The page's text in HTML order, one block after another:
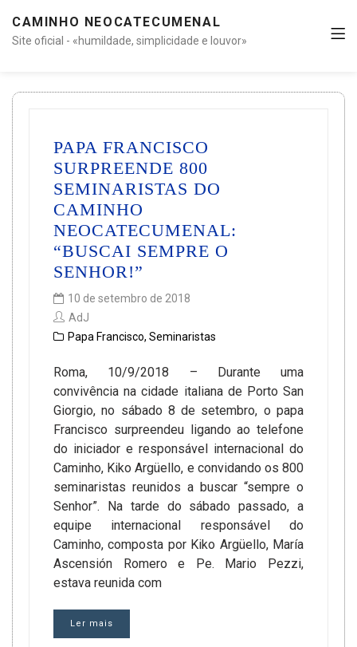
CAMINHO NEOCATECUMENAL
Site oficial - «humildade, simplicidade e louvor»
PAPA FRANCISCO
SURPREENDE 800
SEMINARISTAS DO
CAMINHO
NEOCATECUMENAL:
“BUSCAI SEMPRE O
SENHOR!”
10 de setembro de 2018
AdJ
Papa Francisco, Seminaristas
Roma, 10/9/2018 – Durante uma
convivência na cidade italiana de Porto San
Giorgio, no sábado 8 de setembro, o papa
Francisco surpreendeu ligando ao telefone
do iniciador e responsável internacional do
Caminho, Kiko Argüello, e convidando os 800
seminaristas reunidos a buscar “sempre o
Senhor”. Na tarde do sábado passado, a
equipe internacional responsável do
Caminho, composta por Kiko Argüello, María
Ascensión Romero e Pe. Mario Pezzi,
estava reunida com
Ler mais